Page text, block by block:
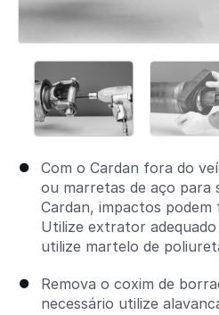
Com o Cardan fora do
ou marretas de aço para
Cardan, impactos
Utilize extrator
utilize martelo de
Remova o coxim de
necessário utilize